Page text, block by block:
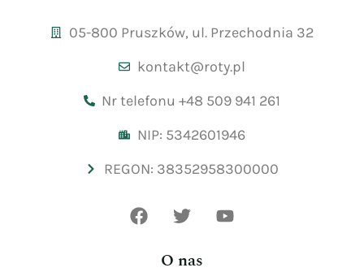
05-800 Pruszków, ul. Przechodnia 32
kontakt@roty.pl
Nr telefonu +48 509 941 261
NIP: 5342601946
REGON: 38352958300000
O nas